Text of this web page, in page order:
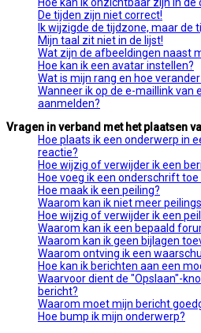
Hoe kan ik onzichtbaar zijn in de
De tijden zijn niet correct!
Ik wijzigde de tijdzone, maar de
Mijn taal zit niet in de lijst!
Wat zijn de afbeeldingen naast
Hoe kan ik een avatar instellen?
Wat is mijn rang en hoe
Wanneer ik op de e-maillink van
aanmelden?
Vragen in verband met het plaatsen
Hoe plaats ik een onderwerp in
reactie?
Hoe wijzig of verwijder ik een
Hoe voeg ik een onderschrift
Hoe maak ik een peiling?
Waarom kan ik niet meer
Hoe wijzig of verwijder ik een
Waarom kan ik een bepaald
Waarom kan ik geen bijlagen
Waarom ontving ik een
Hoe kan ik berichten aan een
Waarvoor dient de "Opslaan"-
bericht?
Waarom moet mijn bericht
Hoe bump ik mijn onderwerp?